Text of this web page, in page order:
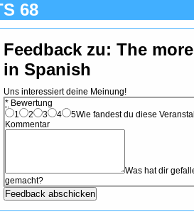
68
Feedback zu: The
in Spanish
Uns interessiert deine Meinung!
* Bewertung
1
2 3 4 5Wie fandest du diese
Kommentar
Was hat dir
gemacht?